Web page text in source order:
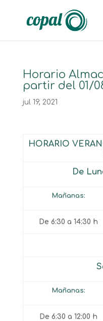
Horario
partir del 01/
jul 19, 2021
HORARIO
De
Mañanas:
De 6:30a 14:30 h
Mañanas:
De 6:30a 12:00 h